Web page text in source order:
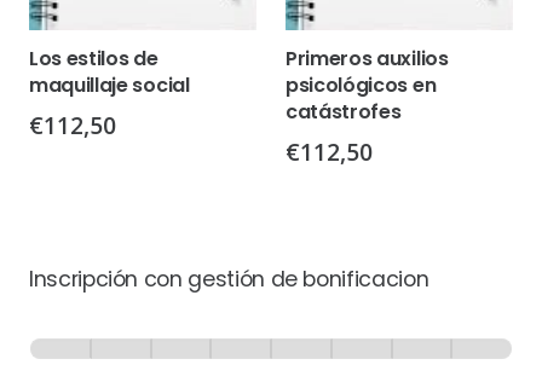
Los estilos de
maquillaje social
€112,50
Primeros auxilios
psicológicos en
catástrofes
€112,50
Inscripción con gestión de bonificacion
-